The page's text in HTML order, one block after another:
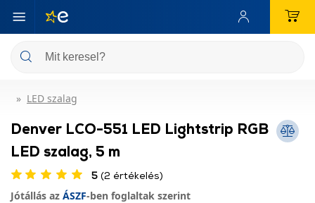
LED szalag
Denver LCO-551 LED Lightstrip RGB
LED szalag, 5 m
5 (2 értékelés)
Jótállás az ÁSZF-ben foglaltak szerint